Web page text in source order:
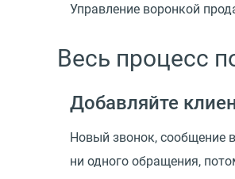
Управление воронкой
Весь процесс
Добавляйте
Новый звонок, сообщение
ни одного обращения,